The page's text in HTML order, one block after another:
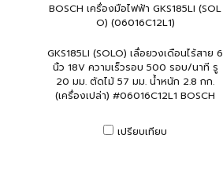
BOSCH เครื่องมือไฟฟ้า GKS185LI (SOL
O) (06016C12L1)
GKS185LI (SOLO) เลื่อยวงเดือนไร้สาย 6
นิ้ว 18V ความเร็วรอบ 500 รอบ/นาที รู
20 มม. ตัดไม้ 57 มม. น้ำหนัก 2.8 กก.
(เครื่องเปล่า) #06016C12L1 BOSCH
เปรียบเทียบ